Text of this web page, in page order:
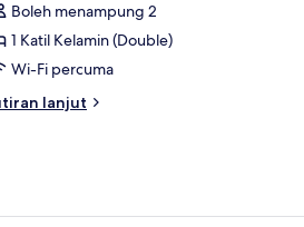
Boleh menampung 2
1 Katil Kelamin (Double)
Wi-Fi percuma
lanjut